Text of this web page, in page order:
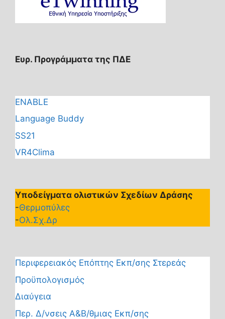
Ευρ. Προγράμματα της ΠΔΕ
ENABLE
Language Buddy
SS21
VR4Clima
Υποδείγματα ολιστικών Σχεδίων Δράσης
-Θερμοπύλες
-Ολ.Σχ.Δρ
Περιφερειακός Επόπτης Εκπ/σης Στερεάς
Προϋπολογισμός
Διαύγεια
Περ. Δ/νσεις Α&Β/θμιας Εκπ/σης